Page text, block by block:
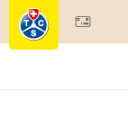
Mitgliedschaft &